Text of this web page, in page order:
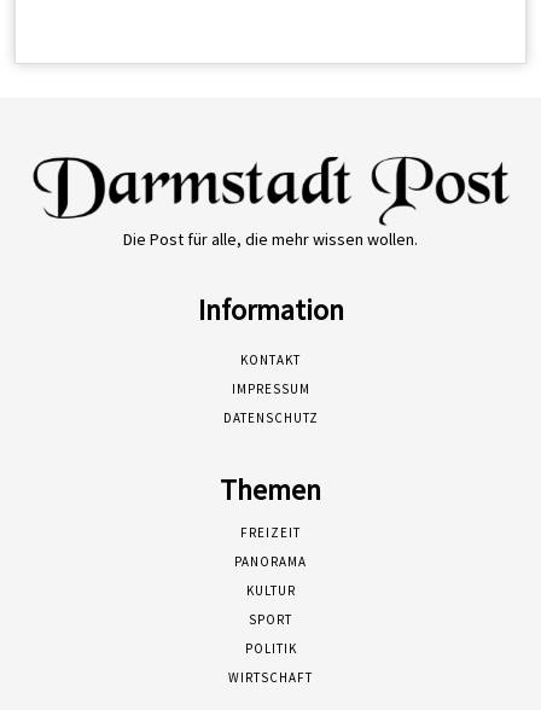
Die Post für alle, die mehr wissen wollen.
Information
KONTAKT
IMPRESSUM
DATENSCHUTZ
Themen
FREIZEIT
PANORAMA
KULTUR
SPORT
POLITIK
WIRTSCHAFT